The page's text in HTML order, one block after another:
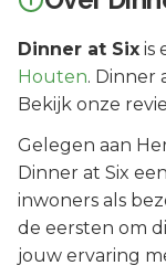
Dinner at Six is
Houten. Dinner
Bekijk onze
Gelegen aan
Dinner at Six
inwoners als
de eersten om
jouw ervaring